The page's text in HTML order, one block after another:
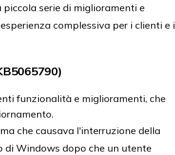
serie di miglioramenti e
complessiva per i clienti e i
funzionalità e miglioramenti, che
che causava l'interruzione della
di Windows dopo che un utente